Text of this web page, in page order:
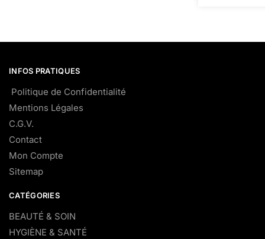
INFOS PRATIQUES
Politique de Confidentialité
Mentions Légales
C.G.V.
Contact
Mon Compte
Sitemap
CATÉGORIES
BEAUTÉ & SOIN
HYGIÈNE & SANTÉ